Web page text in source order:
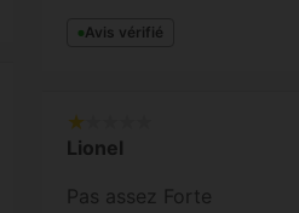
Avis vérifié
Lionel
Pas assez Forte